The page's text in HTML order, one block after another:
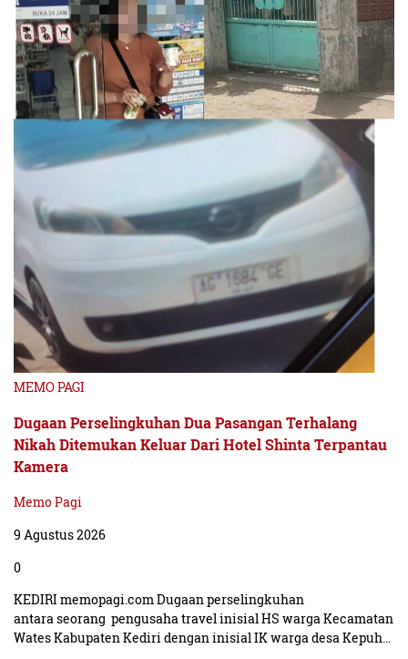
MEMO PAGI
Dugaan Perselingkuhan Dua Pasangan Terhalang
Nikah Ditemukan Keluar Dari Hotel Shinta Terpantau
Kamera
Memo Pagi
9 Agustus 2026
0
KEDIRI memopagi.com Dugaan perselingkuhan
antara seorang pengusaha travel inisial HS warga Kecamatan
Wates Kabupaten Kediri dengan inisial IK warga desa Kepuh…